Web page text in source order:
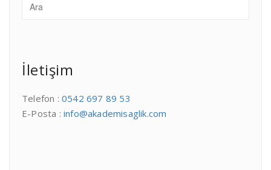
İletişim
Telefon : 0542 697 89 53
E-Posta : info@akademisaglik.com